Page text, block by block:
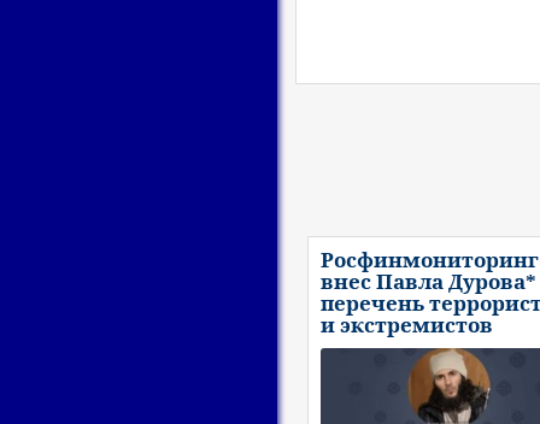
Росфинмониторинг
внес Павла
перечень
и экстремистов